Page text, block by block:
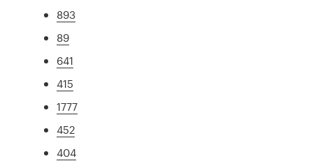
893
89
641
415
1777
452
404